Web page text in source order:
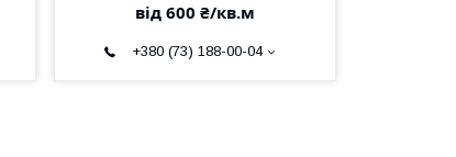
від 600 ₴/кв.м
+380 (73) 188-00-04